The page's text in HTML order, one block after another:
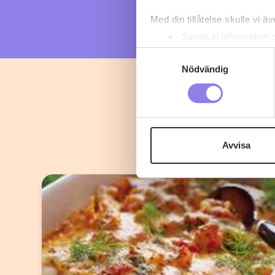
Med din tillåtelse skulle vi
Samla in information
Identifiera din enhet
Ta reda på mer om hur
eller dra tillbaka ditt
eller äldre. Genom att
till de sociala medier och
med annan information som
Nödvändig
Avvisa